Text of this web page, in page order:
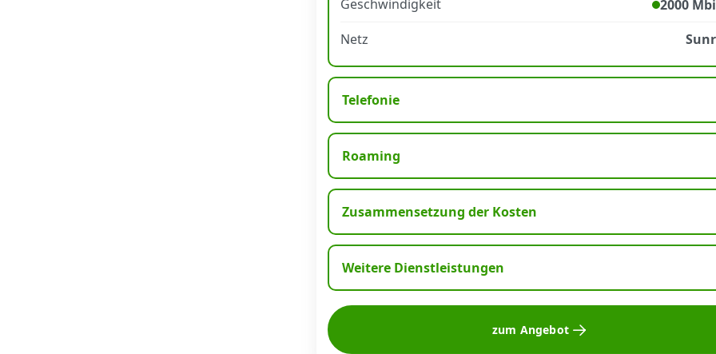
Geschwindigkeit
2000
Netz
Telefonie
Roaming
Zusammensetzung der Kosten
Weitere Dienstleistungen
zum Angebot